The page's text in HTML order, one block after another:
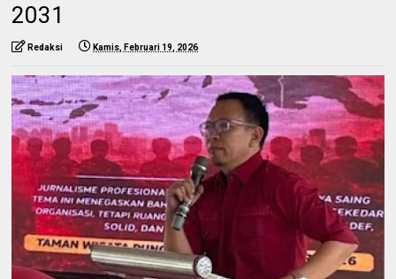
2031
Redaksi Kamis, Februari 19, 2026